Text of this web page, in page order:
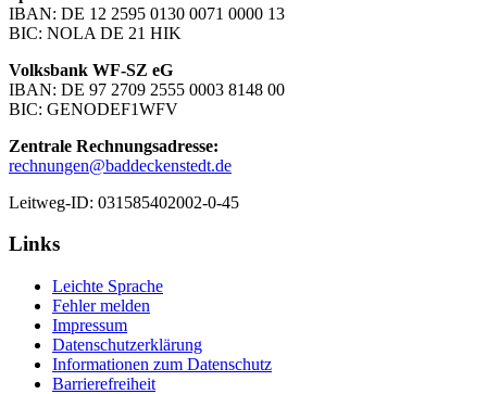
IBAN: DE 12 2595 0130 0071 0000 13
BIC: NOLA DE 21 HIK
Volksbank WF-SZ eG
IBAN: DE 97 2709 2555 0003 8148 00
BIC: GENODEF1WFV
Zentrale Rechnungsadresse:
rechnungen@baddeckenstedt.de
Leitweg-ID: 031585402002-0-45
Links
Leichte Sprache
Fehler melden
Impressum
Datenschutzerklärung
Informationen zum Datenschutz
Barrierefreiheit